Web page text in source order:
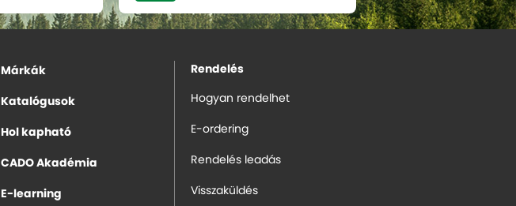
Márkák
Katalógusok
Hol kapható
CADO Akadémia
E-learning
Rendelés
Hogyan rendelhet
E-ordering
Rendelés leadás
Visszaküldés